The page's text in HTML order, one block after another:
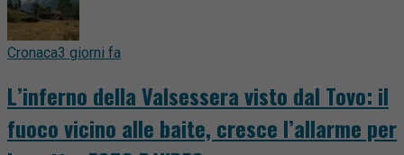
Cronaca3 giorni fa
L’inferno della Valsessera visto dal Tovo: il
fuoco vicino alle baite, cresce l’allarme per